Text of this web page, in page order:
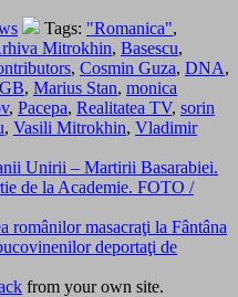
Tags: "Romanica",
Mitrokhin, Basescu,
, Cosmin Guza, DNA,
, Marius Stan, monica
, Pacepa, Realitatea TV, sorin
, Vasili Mitrokhin, Vladimir
Unirii – Martirii Basarabiei.
de la Academie. FOTO /
masacraţi la Fântâna
deportaţi de
from your own site.